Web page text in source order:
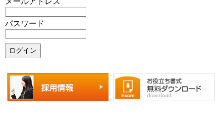
パスワード